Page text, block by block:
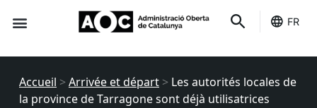
FR
Accueil >Arrivée et départ > Les autorités locales de
la province de Tarragone sont déjà utilisatrices